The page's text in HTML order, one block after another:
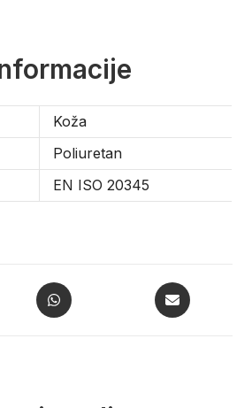
Koža
Poliuretan
EN ISO 20345